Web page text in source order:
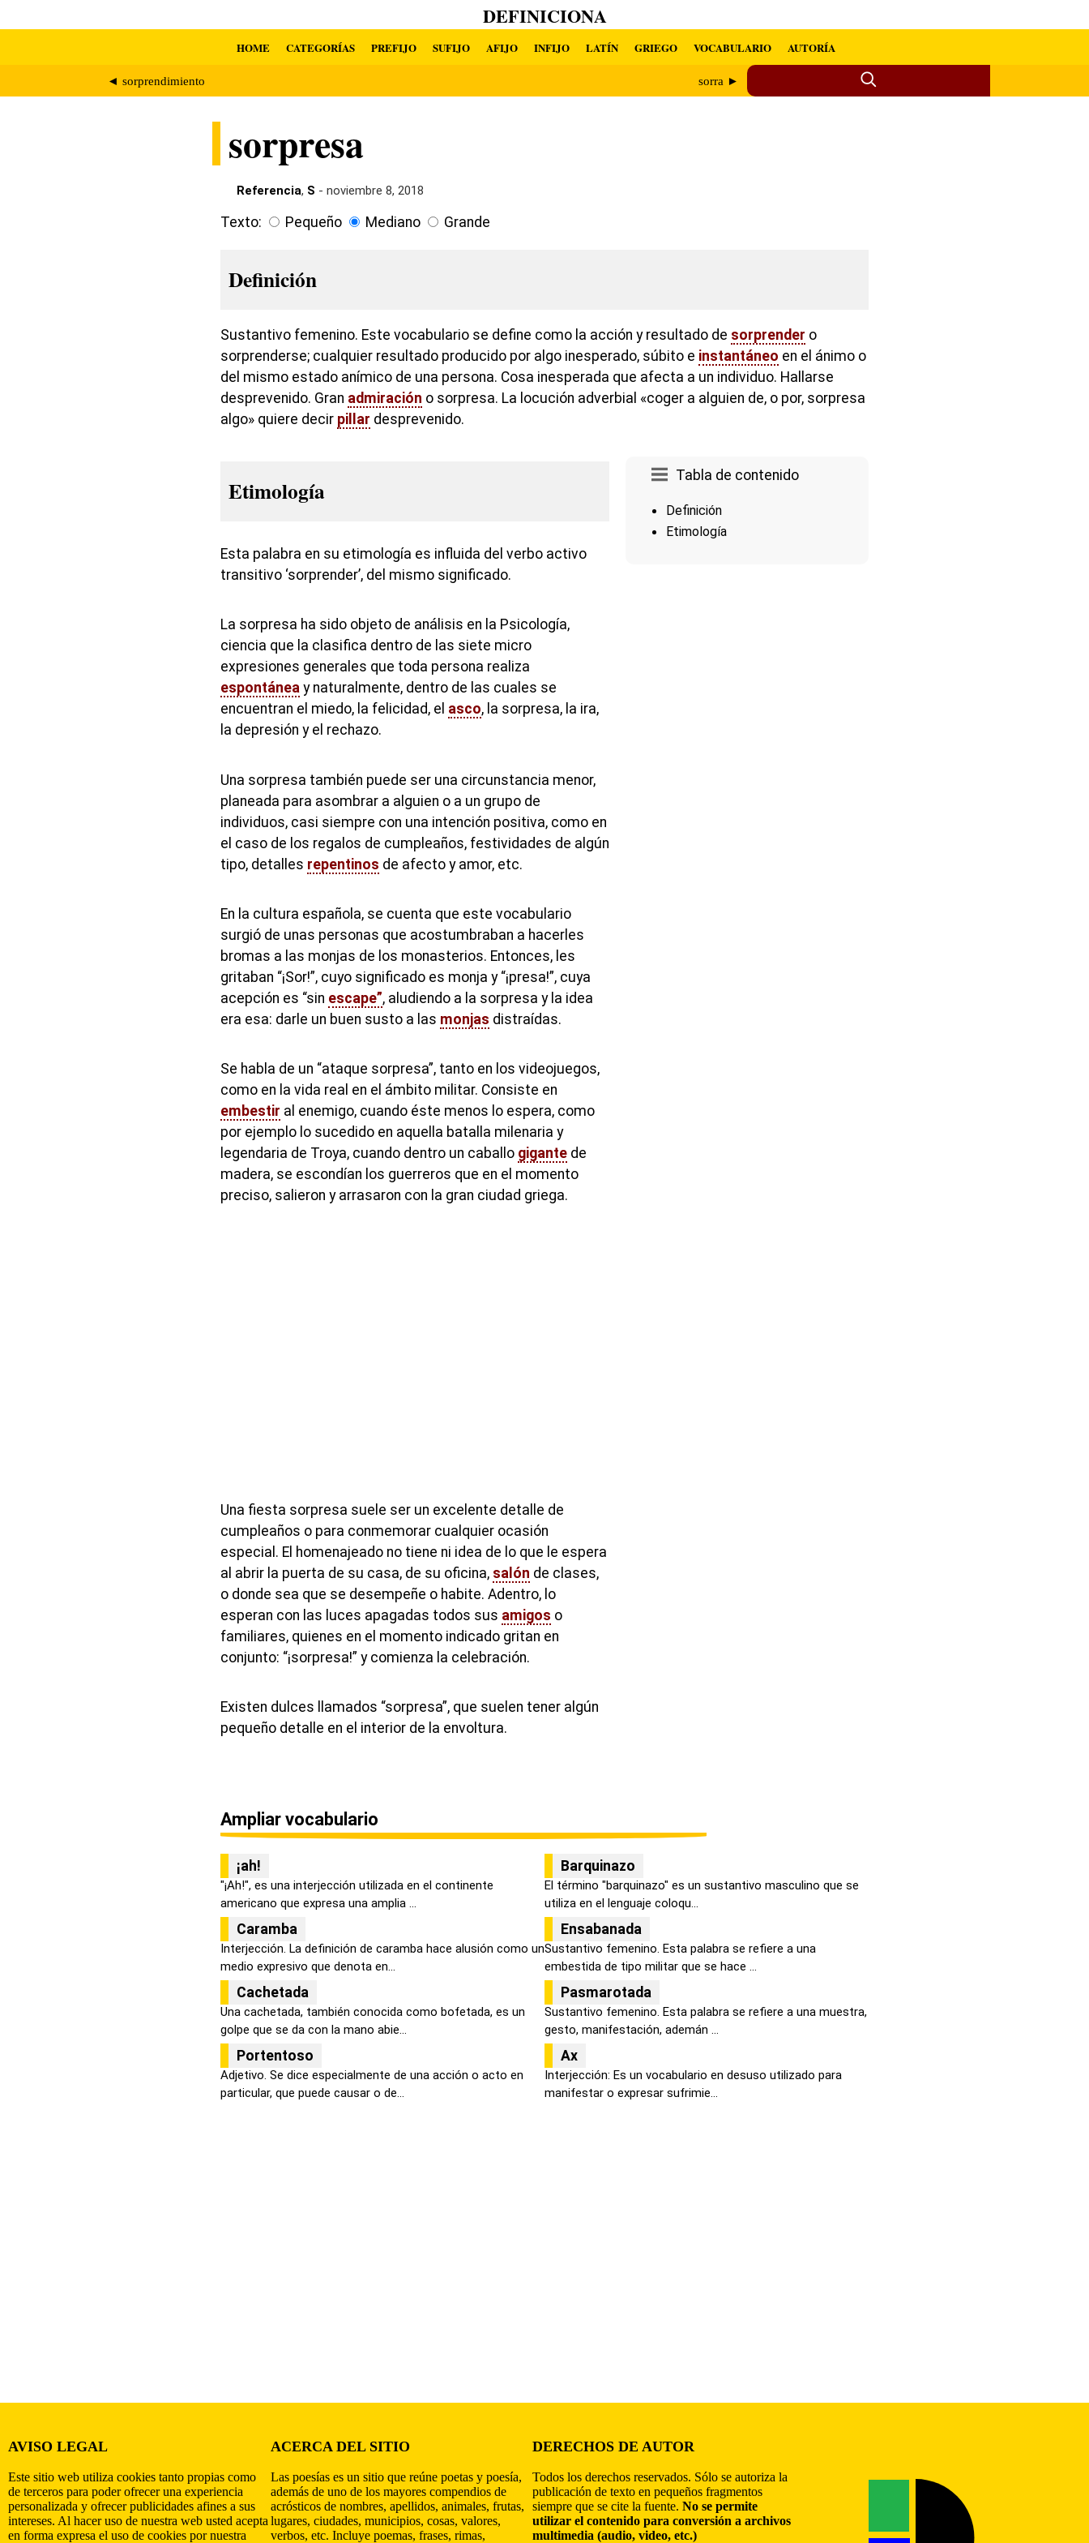
DEFINICIONA
HOME CATEGORÍAS PREFIJO SUFIJO AFIJO INFIJO LATÍN GRIEGO VOCABULARIO AUTORÍA
◄ sorprendimiento sorra ►
sorpresa
Referencia, S - noviembre 8, 2018
Texto: Pequeño Mediano Grande
Definición
Sustantivo femenino. Este vocabulario se define como la acción y resultado de sorprender o
sorprenderse; cualquier resultado producido por algo inesperado, súbito e instantáneo en el ánimo o
del mismo estado anímico de una persona. Cosa inesperada que afecta a un individuo. Hallarse
desprevenido. Gran admiración o sorpresa. La locución adverbial «coger a alguien de, o por, sorpresa
algo» quiere decir pillar desprevenido.
Tabla de contenido
Definición
Etimología
Etimología
Esta palabra en su etimología es influida del verbo activo
transitivo ‘sorprender’, del mismo significado.
La sorpresa ha sido objeto de análisis en la Psicología,
ciencia que la clasifica dentro de las siete micro
expresiones generales que toda persona realiza
espontánea y naturalmente, dentro de las cuales se
encuentran el miedo, la felicidad, el asco, la sorpresa, la ira,
la depresión y el rechazo.
Una sorpresa también puede ser una circunstancia menor,
planeada para asombrar a alguien o a un grupo de
individuos, casi siempre con una intención positiva, como en
el caso de los regalos de cumpleaños, festividades de algún
tipo, detalles repentinos de afecto y amor, etc.
En la cultura española, se cuenta que este vocabulario
surgió de unas personas que acostumbraban a hacerles
bromas a las monjas de los monasterios. Entonces, les
gritaban “¡Sor!”, cuyo significado es monja y “¡presa!”, cuya
acepción es “sin escape”, aludiendo a la sorpresa y la idea
era esa: darle un buen susto a las monjas distraídas.
Se habla de un “ataque sorpresa”, tanto en los videojuegos,
como en la vida real en el ámbito militar. Consiste en
embestir al enemigo, cuando éste menos lo espera, como
por ejemplo lo sucedido en aquella batalla milenaria y
legendaria de Troya, cuando dentro un caballo gigante de
madera, se escondían los guerreros que en el momento
preciso, salieron y arrasaron con la gran ciudad griega.
Una fiesta sorpresa suele ser un excelente detalle de
cumpleaños o para conmemorar cualquier ocasión
especial. El homenajeado no tiene ni idea de lo que le espera
al abrir la puerta de su casa, de su oficina, salón de clases,
o donde sea que se desempeñe o habite. Adentro, lo
esperan con las luces apagadas todos sus amigos o
familiares, quienes en el momento indicado gritan en
conjunto: “¡sorpresa!” y comienza la celebración.
Existen dulces llamados “sorpresa”, que suelen tener algún
pequeño detalle en el interior de la envoltura.
Ampliar vocabulario
¡ah!
"¡Ah!", es una interjección utilizada en el continente
americano que expresa una amplia ...
Barquinazo
El término "barquinazo" es un sustantivo masculino que se
utiliza en el lenguaje coloqu...
Caramba
Interjección. La definición de caramba hace alusión como un
medio expresivo que denota en...
Ensabanada
Sustantivo femenino. Esta palabra se refiere a una
embestida de tipo militar que se hace ...
Cachetada
Una cachetada, también conocida como bofetada, es un
golpe que se da con la mano abie...
Pasmarotada
Sustantivo femenino. Esta palabra se refiere a una muestra,
gesto, manifestación, ademán ...
Portentoso
Adjetivo. Se dice especialmente de una acción o acto en
particular, que puede causar o de...
Ax
Interjección: Es un vocabulario en desuso utilizado para
manifestar o expresar sufrimie...
AVISO LEGAL
Este sitio web utiliza cookies tanto propias como
de terceros para poder ofrecer una experiencia
personalizada y ofrecer publicidades afines a sus
intereses. Al hacer uso de nuestra web usted acepta
en forma expresa el uso de cookies por nuestra
ACERCA DEL SITIO
Las poesías es un sitio que reúne poetas y poesía,
además de uno de los mayores compendios de
acrósticos de nombres, apellidos, animales, frutas,
lugares, ciudades, municipios, cosas, valores,
verbos, etc. Incluye poemas, frases, rimas,
DERECHOS DE AUTOR
Todos los derechos reservados. Sólo se autoriza la
publicación de texto en pequeños fragmentos
siempre que se cite la fuente. No se permite
utilizar el contenido para conversión a archivos
multimedia (audio, video, etc.)